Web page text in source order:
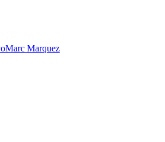
Marc Marquez